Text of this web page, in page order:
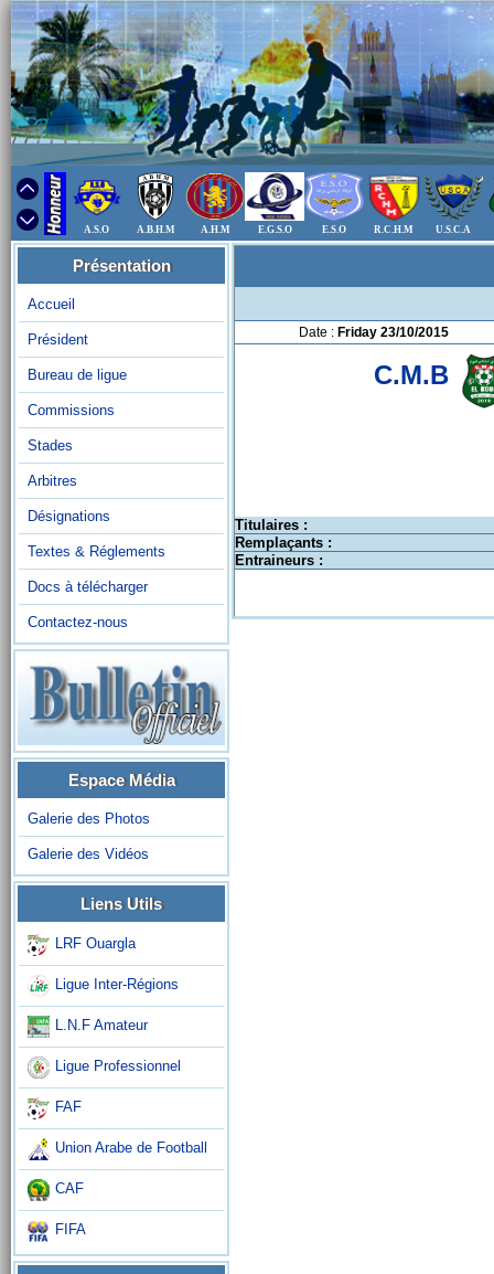
A.S.O A.B.H.M A.H.M E.G.S.O E.S.O R.C.H.M U.S.C.A
Présentation
Accueil
Président
Bureau de ligue
Commissions
Stades
Arbitres
Désignations
Textes & Réglements
Docs à télécharger
Contactez-nous
Espace Média
Galerie des Photos
Galerie des Vidéos
Liens Utils
LRF Ouargla
Ligue Inter-Régions
L.N.F Amateur
Ligue Professionnel
FAF
Union Arabe de Football
CAF
FIFA
Date : Friday 23/10/2015
C.M.B
Titulaires :
Remplaçants :
Entraineurs :